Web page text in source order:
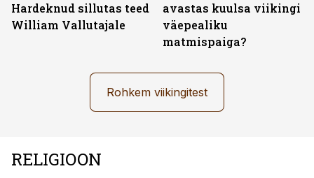
Hardeknud sillutas teed
William Vallutajale
avastas kuulsa viikingi
väepealiku
matmispaiga?
Rohkem viikingitest
RELIGIOON